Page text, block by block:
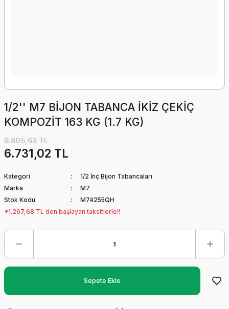
1/2'' M7 BİJON TABANCA İKİZ ÇEKİÇ
KOMPOZİT 163 KG (1.7 KG)
8.805,63 TL
6.731,02 TL
Kategori
1/2 İnç Bijon Tabancaları
Marka
M7
Stok Kodu
M74255QH
*1.267,68 TL den başlayan taksitlerle!!
Sepete Ekle